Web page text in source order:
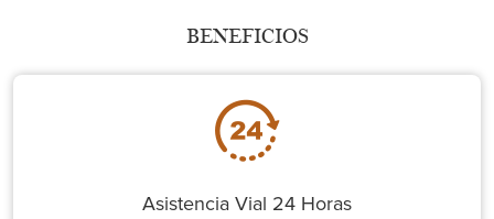
BENEFICIOS
Asistencia Vial 24 Horas